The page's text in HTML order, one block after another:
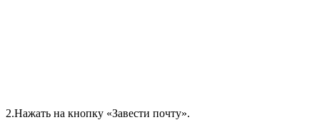
2.Нажать на кнопку «Завести почту».